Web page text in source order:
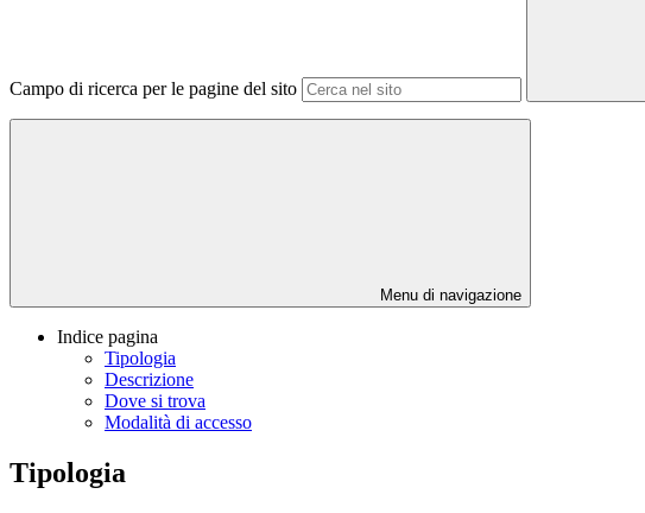
Campo di ricerca per le pagine del sito
Menu di navigazione
Indice pagina
Tipologia
Descrizione
Dove si trova
Modalità di accesso
Tipologia